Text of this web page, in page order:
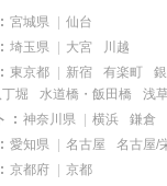
宮城県
仙台
埼玉県 大宮
川越
東京都 新宿 有楽町
堀 水道橋・飯田橋
浅
神奈川県 横浜
鎌倉
愛知県 名古屋
名古屋/
京都府 京都